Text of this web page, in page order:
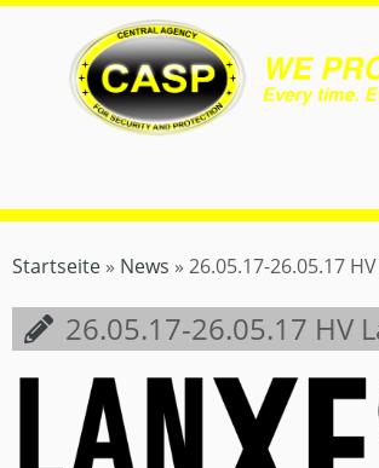
Zum
springen
Security
Protection
Startseite » News » 26.05.17-26.05.17
26.05.17-26.05.17 HV